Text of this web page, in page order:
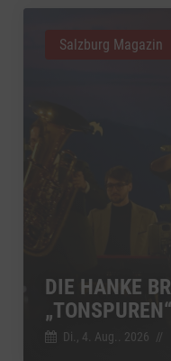
DIE HANKE
Di., 4. Aug.. 2026 //
Salzburg Magazin